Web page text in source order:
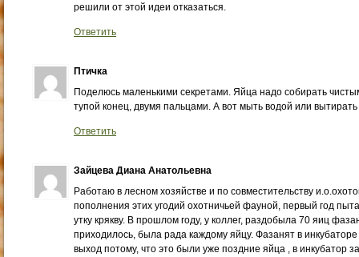
решили от этой идеи отказаться.
Ответить
Птичка
Поделюсь маленькими секретами. Яйца надо собирать
тупой конец, двумя пальцами. А вот мыть водой или
Ответить
Зайцева Диана Анатольевна
Работаю в лесном хозяйстве и по совместительству
пополнения этих угодий охотничьей фауной, первый год
утку крякву. В прошлом году, у коллег, раздобыла 70 яиц
приходилось, была рада каждому яйцу. Фазанят в
выход потому, что это были уже поздние яйца , в инкубатор